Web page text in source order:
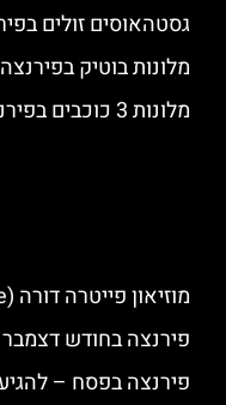
גסטהאוסים זולים
מלונות בוטיק בפירנצה
מלונות 3 כוכבים בפירנצה
מוזיאון פייטרה דורה (Opificio delle Pietre Dure)
פירנצה בחודש דצמבר
פירנצה בפסח –